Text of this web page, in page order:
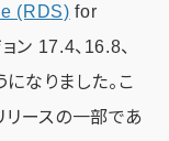
(RDS) for
ン 17.4、16.8、
なりました。こ
ースの一部であ